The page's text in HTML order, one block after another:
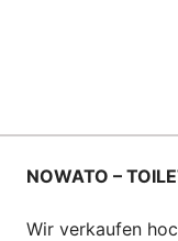
NOWATO –
Wir verkaufen